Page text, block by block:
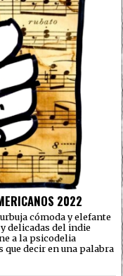
2022
cómoda y elefante
delicadas del indie
a la psicodelia
que decir en una palabra